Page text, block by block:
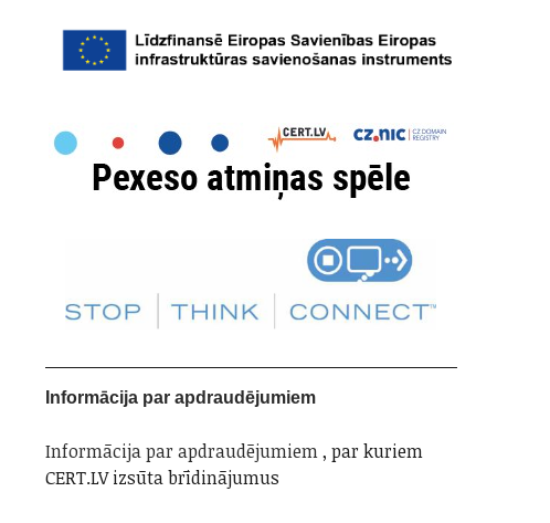
Informācija par apdraudējumiem
Informācija par apdraudējumiem, par kuriem
CERT.LV izsūta brīdinājumus